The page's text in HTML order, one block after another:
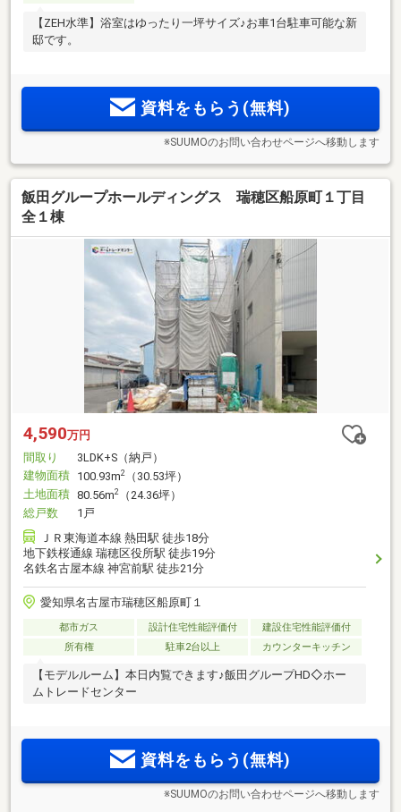
【ZEH水準】浴室はゆったり一坪サイズ♪お車1台駐車可能な新
邸です。
資料をもらう(無料)
※SUUMOのお問い合わせページへ移動します
飯田グループホールディングス 瑞穂区船原町１丁目
全１棟
4,590万円
間取り
3LDK+S（納戸）
建物面積 100.93m2
（30.53坪）
土地面積 80.56m2
（24.36坪）
総戸数
1戸
ＪＲ東海道本線 熱田駅 徒歩18分
地下鉄桜通線 瑞穂区役所駅 徒歩19分
名鉄名古屋本線 神宮前駅 徒歩21分
愛知県名古屋市瑞穂区船原町１
都市ガス 設計住宅性能評価付
建設住宅性能評価付
所有権
駐車2台以上 カウンターキッチン
【モデルルーム】本日内覧できます♪飯田グループHD◇ホー
ムトレードセンター
資料をもらう(無料)
※SUUMOのお問い合わせページへ移動します